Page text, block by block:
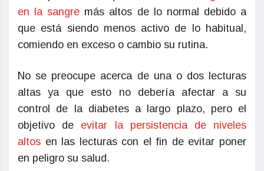
en la sangre más altos de lo normal debido a
que está siendo menos activo de lo habitual,
comiendo en exceso o cambio su rutina.
No se preocupe acerca de una o dos lecturas
altas ya que esto no debería afectar a su
control de la diabetes a largo plazo, pero el
objetivo de evitar la persistencia de niveles
altos en las lecturas con el fin de evitar poner
en peligro su salud.